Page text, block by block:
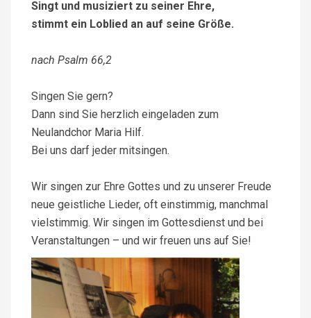
Singt und musiziert zu seiner Ehre,
stimmt ein Loblied an auf seine Größe.
nach Psalm 66,2
Singen Sie gern?
Dann sind Sie herzlich eingeladen zum
Neulandchor Maria Hilf.
Bei uns darf jeder mitsingen.
Wir singen zur Ehre Gottes und zu unserer Freude
neue geistliche Lieder, oft einstimmig, manchmal
vielstimmig. Wir singen im Gottesdienst und bei
Veranstaltungen – und wir freuen uns auf Sie!